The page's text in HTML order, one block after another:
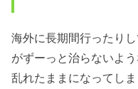
海外に長期間行ったり
がずーっと治らないよ
乱れたままになってしま